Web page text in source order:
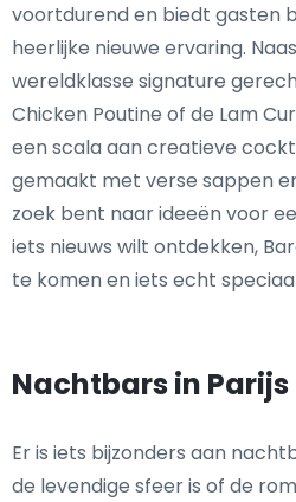
voortdurend en biedt gasten
heerlijke nieuwe ervaring.
wereldklasse signature
Chicken Poutine of de Lam
een scala aan creatieve
gemaakt met verse sappen
zoek bent naar ideeën voor
iets nieuws wilt ontdekken,
te komen en iets echt
Nachtbars in Parijs
Er is iets bijzonders aan
de levendige sfeer is of de